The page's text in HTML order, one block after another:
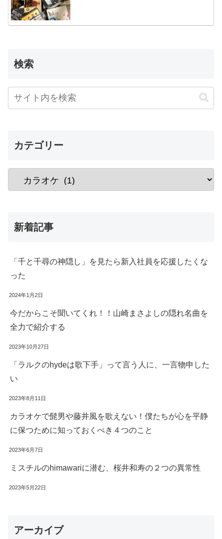
検索
カテゴリー
新着記事
「千と千尋の神隠し」を見たら新入社員を応援したくな
った
2024年1月2日
今だからこそ聞いてくれ！！山崎まさよしの隠れ名曲を
全力で紹介する
2023年10月27日
「ラルクのhydeは歌下手」って言う人に、一言物申した
い
2023年8月11日
カラオケで髭男や藤井風を歌えない！僕たちが心を平静
に保つために知っておくべき４つのこと
2023年6月7日
ミスチルのhimawariに潜む、桜井和寿の２つの異常性
2023年5月22日
アーカイブ